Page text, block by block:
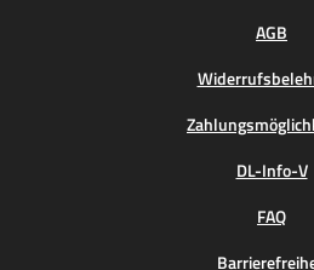
AGB
DL-Info-V
FAQ